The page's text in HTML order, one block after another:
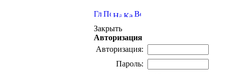
Закрыть
Авторизация
Авторизация:
Пароль: